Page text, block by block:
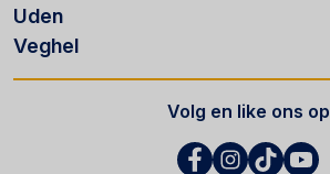
Uden
Veghel
Volg en like ons op